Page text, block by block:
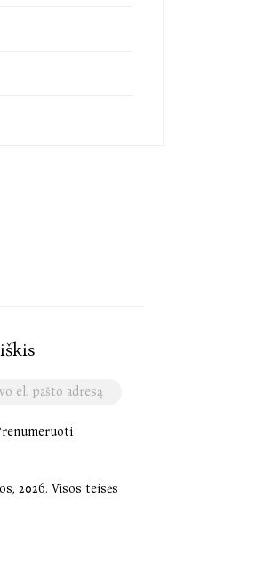
2026. Visos teisės